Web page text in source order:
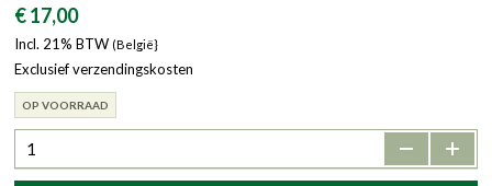
€ 17,00
Incl. 21% BTW (België}
Exclusief verzendingskosten
OP VOORRAAD
- +